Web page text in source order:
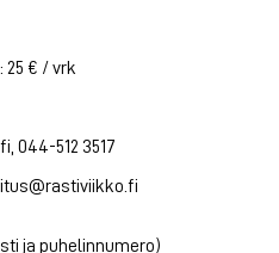
€ / vrk
044-512 3517
ja puhelinnumero)